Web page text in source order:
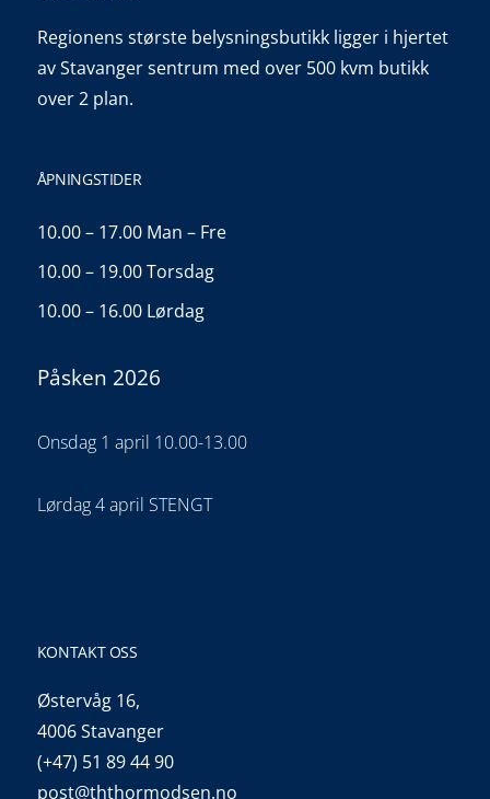
Regionens største belysningsbutikk ligger i hjertet
av Stavanger sentrum med over 500 kvm butikk
over 2 plan.
ÅPNINGSTIDER
10.00 – 17.00 Man – Fre
10.00 – 19.00 Torsdag
10.00 – 16.00 Lørdag
Påsken 2026
Onsdag 1 april 10.00-13.00
Lørdag 4 april STENGT
KONTAKT OSS
Østervåg 16,
4006 Stavanger
(+47) 51 89 44 90
post@ththormodsen.no